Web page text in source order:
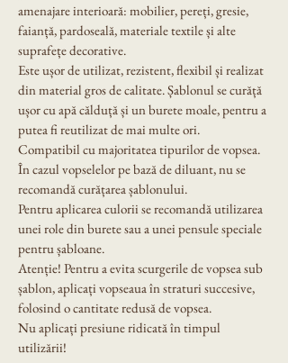
amenajare interioară: mobilier, pereți, gresie,
faianță, pardoseală, materiale textile și alte
suprafețe decorative.
Este ușor de utilizat, rezistent, flexibil și realizat
din material gros de calitate. Șablonul se curăță
ușor cu apă călduță și un burete moale, pentru a
putea fi reutilizat de mai multe ori.
Compatibil cu majoritatea tipurilor de vopsea.
În cazul vopselelor pe bază de diluant, nu se
recomandă curățarea șablonului.
Pentru aplicarea culorii se recomandă utilizarea
unei role din burete sau a unei pensule speciale
pentru șabloane.
Atenție! Pentru a evita scurgerile de vopsea sub
șablon, aplicați vopseaua în straturi succesive,
folosind o cantitate redusă de vopsea.
Nu aplicați presiune ridicată în timpul
utilizării!